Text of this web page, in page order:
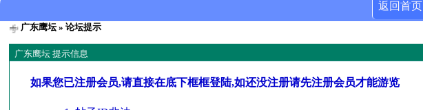
返回首页
广东鹰坛» 论坛提示
广东鹰坛 提示信息
如果您已注册会员,请直接在底下框框登陆,如还没注册请先注册会员才能游览